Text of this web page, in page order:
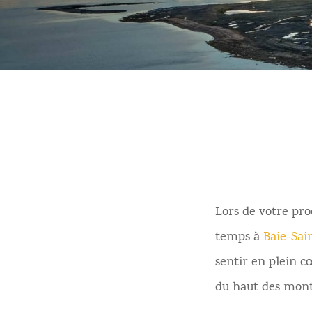
Lors de votre
temps àBaie-
sentir en plein
du haut des